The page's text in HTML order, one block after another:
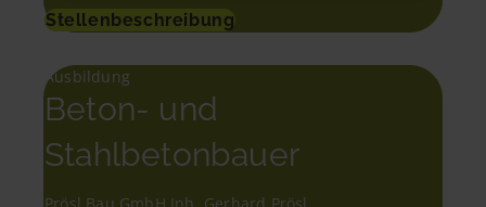
Stellenbeschreibung
Ausbildung
Beton- und
Stahlbetonbauer